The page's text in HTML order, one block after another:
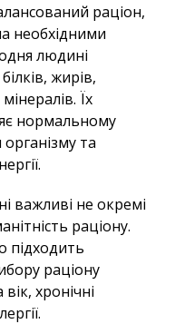
раціон,
необхідними
людині
жирів,
Їх
нормальному
та
важливі не окремі
раціону.
підходить
раціону
хронічні